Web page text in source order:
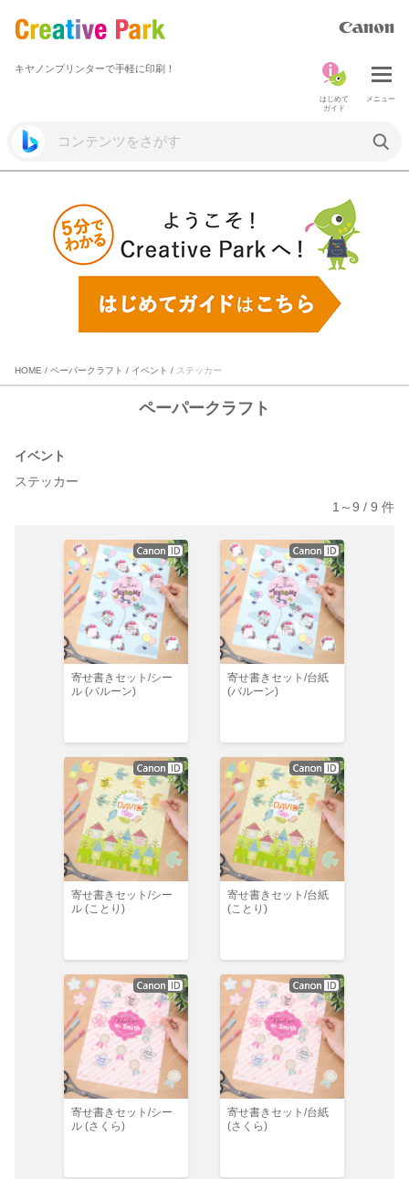
キヤノンプリンターで手軽に印刷！
メニュー
はじめて
ガイド
HOME / ペーパークラフト / イベント / ステッカー
ペーパークラフト
イベント
ステッカー
1～9 / 9 件
寄せ書きセット/シー
ル (バルーン)
寄せ書きセット/台紙
(バルーン)
寄せ書きセット/シー
ル (ことり)
寄せ書きセット/台紙
(ことり)
寄せ書きセット/シー
ル (さくら)
寄せ書きセット/台紙
(さくら)